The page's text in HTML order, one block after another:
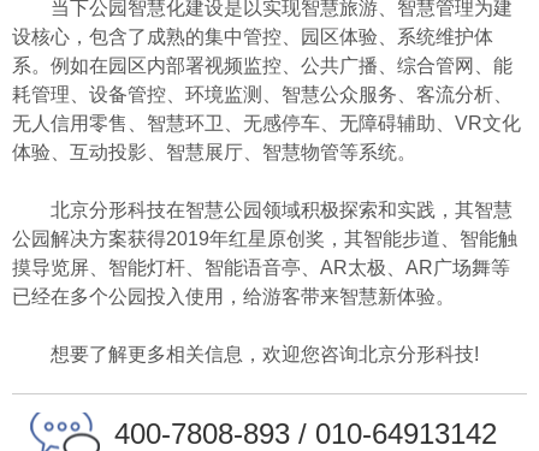
当下公园智慧化建设是以实现智慧旅游、智慧管理为建
设核心，包含了成熟的集中管控、园区体验、系统维护体
系。例如在园区内部署视频监控、公共广播、综合管网、能
耗管理、设备管控、环境监测、智慧公众服务、客流分析、
无人信用零售、智慧环卫、无感停车、无障碍辅助、VR文化
体验、互动投影、智慧展厅、智慧物管等系统。
北京分形科技在智慧公园领域积极探索和实践，其智慧
公园解决方案获得2019年红星原创奖，其智能步道、智能触
摸导览屏、智能灯杆、智能语音亭、AR太极、AR广场舞等
已经在多个公园投入使用，给游客带来智慧新体验。
想要了解更多相关信息，欢迎您咨询北京分形科技!
400-7808-893 / 010-64913142